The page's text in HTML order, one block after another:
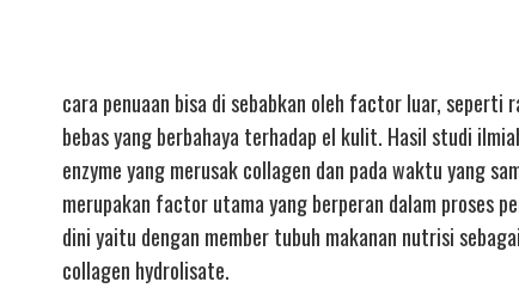
cara penuaan bisa di sebabkan oleh factor luar, seperti
bebas yang berbahaya terhadap el kulit. Hasil studi
enzyme yang merusak collagen dan pada waktu yang
merupakan factor utama yang berperan dalam proses
dini yaitu dengan member tubuh makanan nutrisi
collagen hydrolisate.